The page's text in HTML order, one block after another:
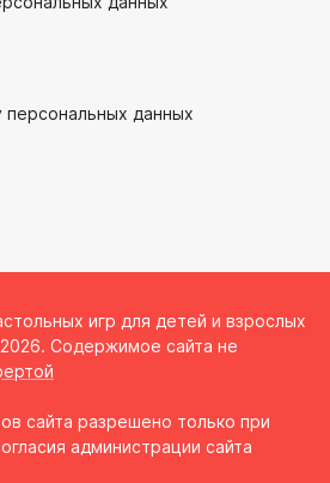
персональных данных
игр для детей и взрослых
Содержимое сайта не
сайта разрешено только при
администрации сайта